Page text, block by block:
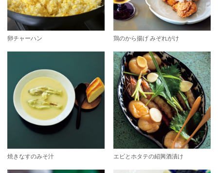
卵チャーハン 鶏のから揚げ みぞれがけ
焼きなすのみそ汁 エビとホタテの紹興酒漬け